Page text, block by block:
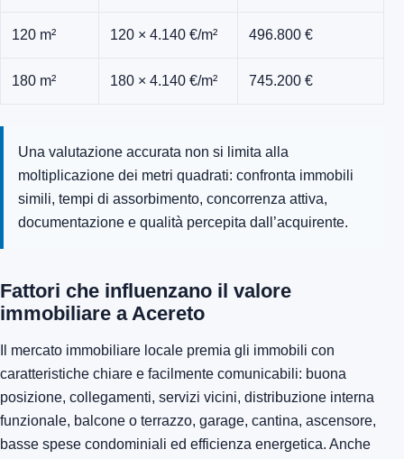
120 m² 120 × 4.140 €/m² 496.800 €
180 m² 180 × 4.140 €/m² 745.200 €
Una valutazione accurata non si limita alla
moltiplicazione dei metri quadrati: confronta immobili
simili, tempi di assorbimento, concorrenza attiva,
documentazione e qualità percepita dall’acquirente.
Fattori che influenzano il valore
immobiliare a Acereto
Il mercato immobiliare locale premia gli immobili con
caratteristiche chiare e facilmente comunicabili: buona
posizione, collegamenti, servizi vicini, distribuzione interna
funzionale, balcone o terrazzo, garage, cantina, ascensore,
basse spese condominiali ed efficienza energetica. Anche